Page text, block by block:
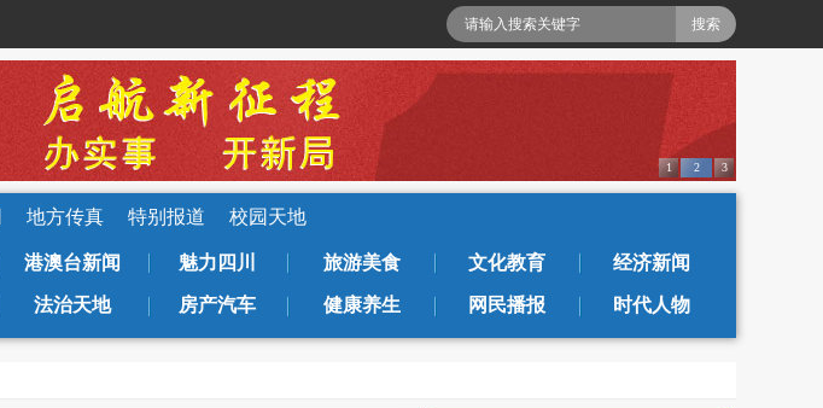
1 2 3
地方传真 特别报道 校园天地
港澳台新闻 魅力四川 旅游美食 文化教育 经济新闻
法治天地 房产汽车 健康养生 网民播报 时代人物